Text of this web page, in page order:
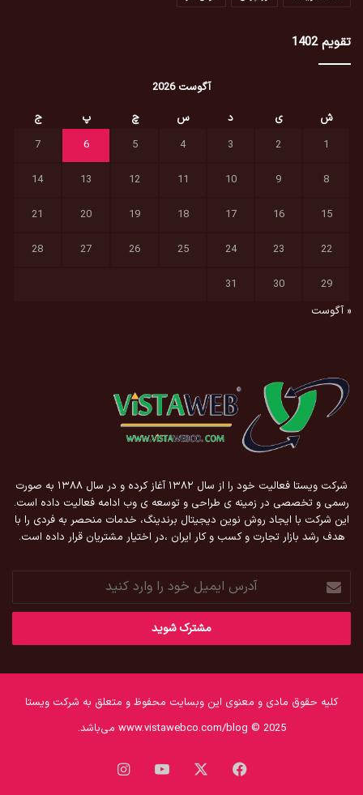
تقویم 1402
آگوست 2026
ش
ی د س چ پ
ج
1
2
3
4
5
6
7
8
9
10
11
12
13
14
15
16
17
18
19
20
21
22
23
24
25
26
27
28
29
30
31
« آگوست
شرکت ویستا فعالیت خود را از سال ۱۳۸۲ آغاز کرده و در سال ۱۳۸۸ به صورت
رسمی و تخصصی در زمینه ی طراحی و توسعه ی وب ادامه فعالیت داده است.
این شرکت با ایجاد روش نوین دیجیتال برندینگ، خدمات منحصر به فردی را با
هدف رشد بازار تجارت و کسب و کار ایران ،در اختیار مشتریان قرار داده است.
آدرس
ایمیل
خود
وارد
کلیه حقوق مادی و معنوی این وبسایت محفوظ و متعلق به شرکت ویستا
www.vistawebco.com/blog © 2025 می‌باشد.
فیس یوتیوب